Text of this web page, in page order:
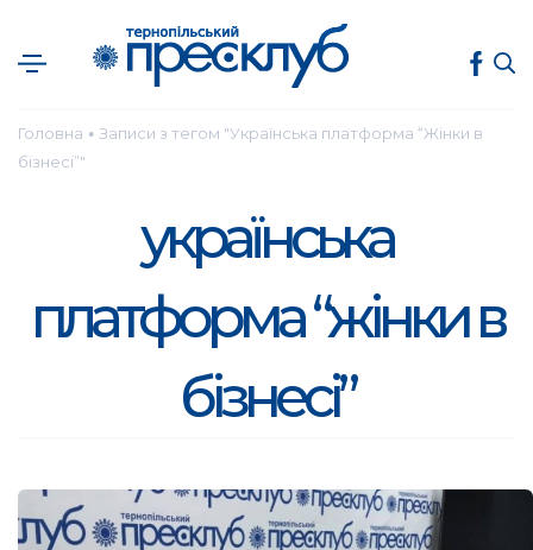
Головна ● Записи з тегом "Українська платформа “Жінки в
бізнесі”"
українська
платформа “жінки в
бізнесі”